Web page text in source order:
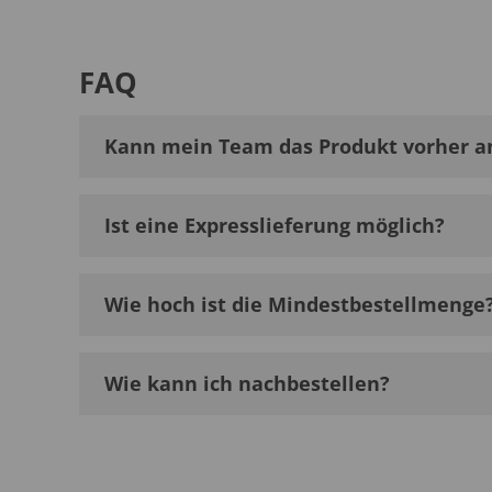
FAQ
Kann mein Team das Produkt vorher
Ist eine Expresslieferung möglich?
Wie hoch ist die
Wie kann ich nachbestellen?